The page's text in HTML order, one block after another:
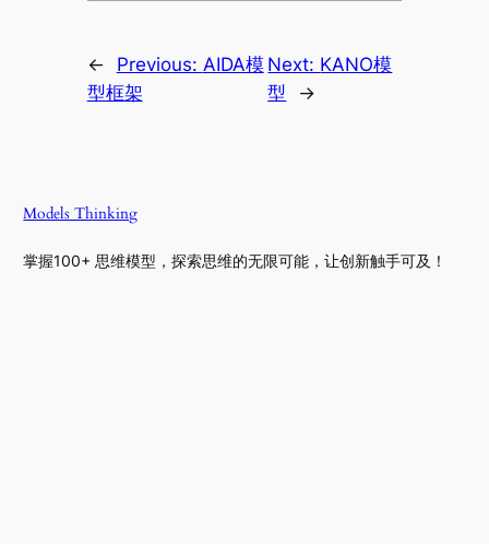
← Previous: AIDA模
型框架
Next: KANO模
型
→
Models Thinking
掌握100+ 思维模型，探索思维的无限可能，让创新触手可及！